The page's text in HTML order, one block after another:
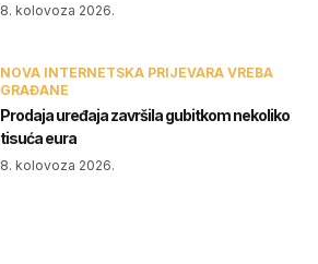
8. kolovoza 2026.
NOVA INTERNETSKA PRIJEVARA VREBA
GRAĐANE
Prodaja uređaja završila gubitkom nekoliko
tisuća eura
8. kolovoza 2026.